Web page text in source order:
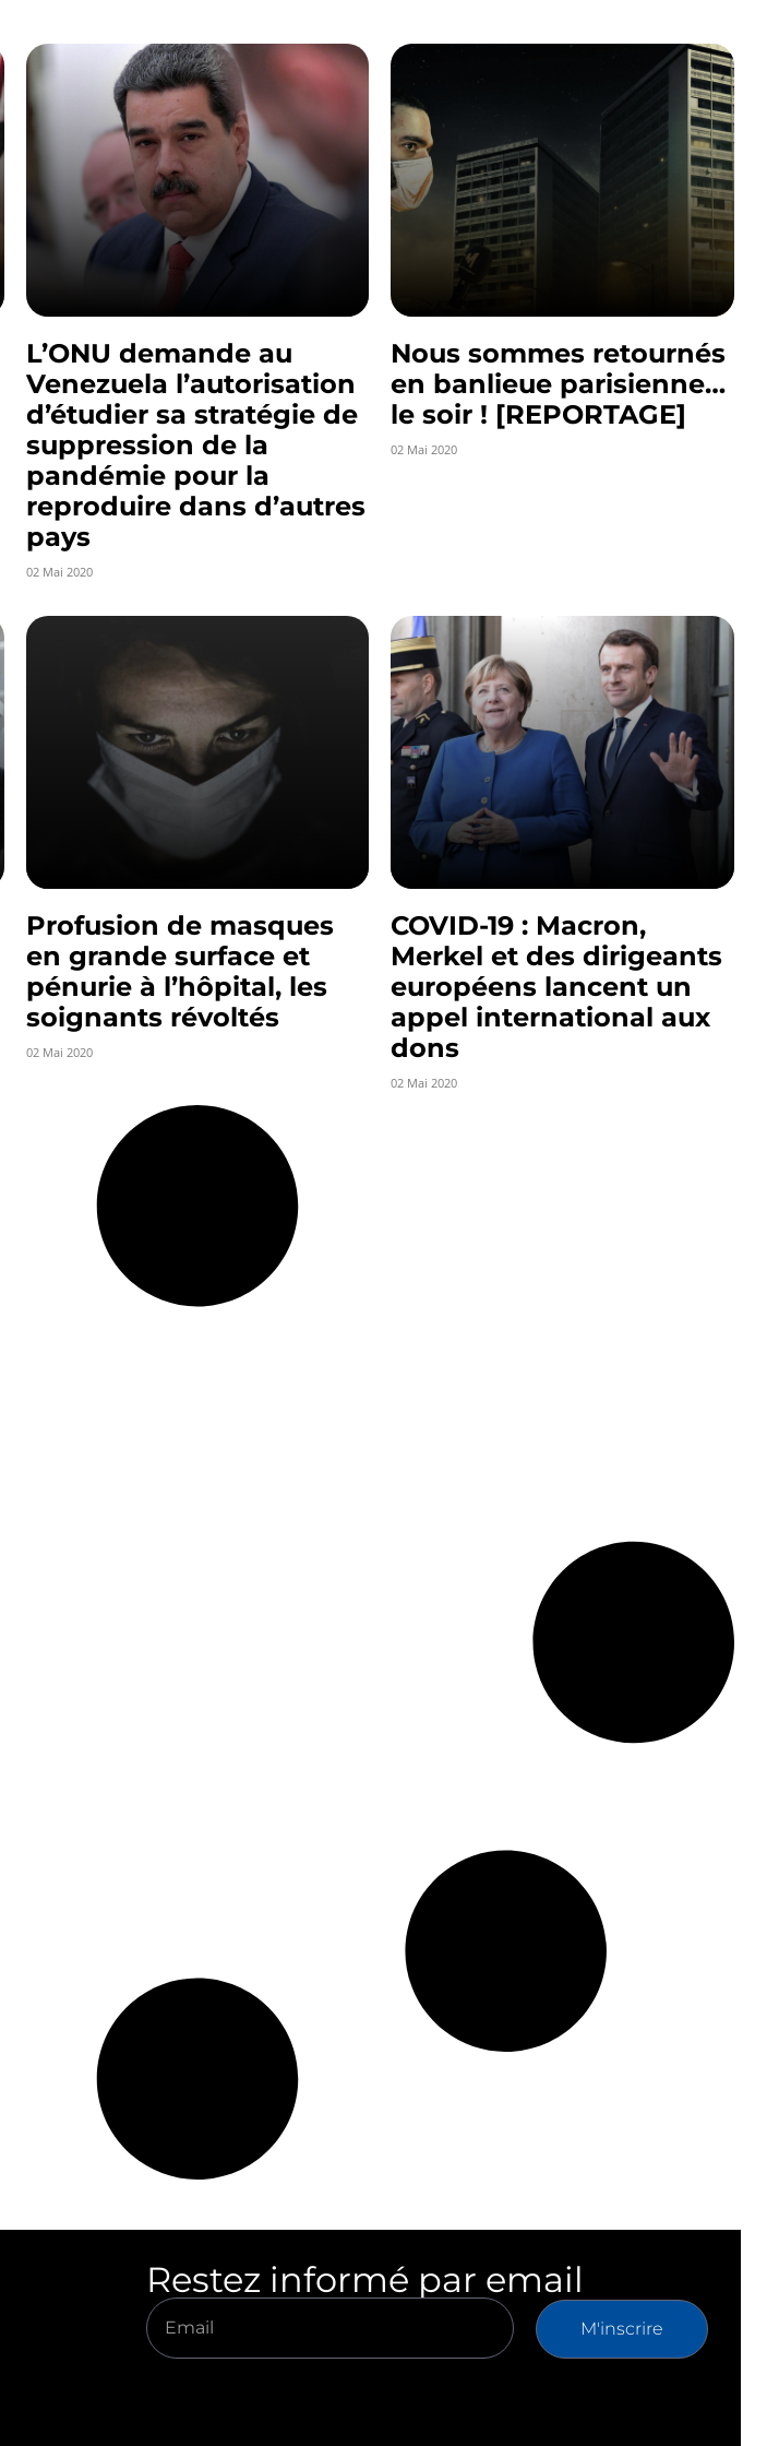
L’ONU demande au
Venezuela l’autorisation
d’étudier sa stratégie de
suppression de la
pandémie pour la
reproduire dans d’autres
pays
02 Mai 2020
Nous sommes retournés
en banlieue parisienne…
le soir ! [REPORTAGE]
02 Mai 2020
Profusion de masques
en grande surface et
pénurie à l’hôpital, les
soignants révoltés
02 Mai 2020
COVID-19 : Macron,
Merkel et des dirigeants
européens lancent un
appel international aux
dons
02 Mai 2020
Restez informé par email
M'inscrire